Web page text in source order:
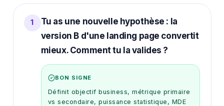
1
Tu as une nouvelle hypothèse : la
version B d'une landing page convertit
mieux. Comment tu la valides ?
BON SIGNE
Définit objectif business, métrique primaire
vs secondaire, puissance statistique, MDE